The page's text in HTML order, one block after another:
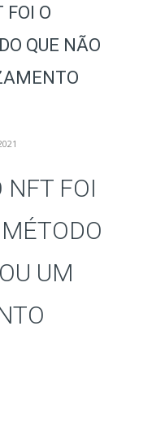
FOI O
QUE NÃO
NFT FOI
UM